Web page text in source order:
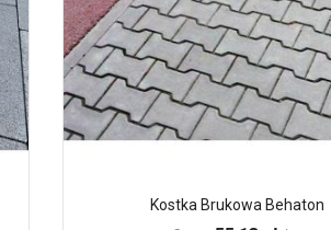
Kostka Brukowa Behaton